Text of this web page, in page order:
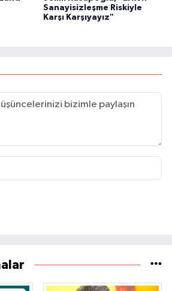
Sanayisizleşme Riskiyle
Karşı Karşıyayız"